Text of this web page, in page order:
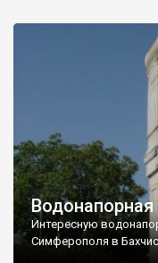
Интересную
Симферополя в